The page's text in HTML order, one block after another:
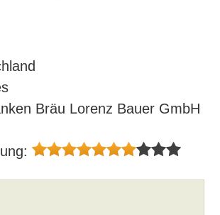
Bräu Lorenz Bauer GmbH